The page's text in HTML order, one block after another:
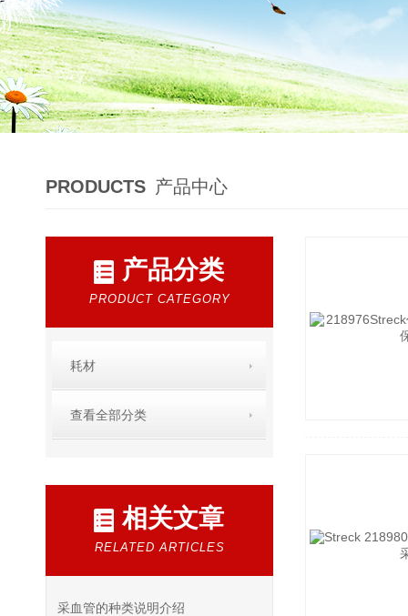
PRODUCTS 产品中心
产品分类
PRODUCT CATEGORY
耗材
查看全部分类
相关文章
RELATED ARTICLES
采血管的种类说明介绍